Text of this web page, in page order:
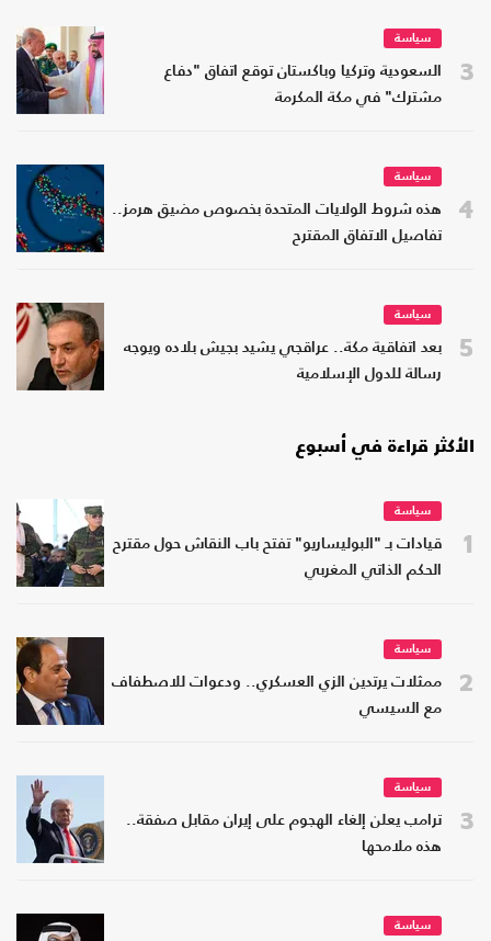
3
سياسة
السعودية وتركيا وباكستان توقع اتفاق "دفاع
مشترك" في مكة المكرمة
4
سياسة
هذه شروط الولايات المتحدة بخصوص مضيق هرمز..
تفاصيل الاتفاق المقترح
5
سياسة
بعد اتفاقية مكة.. عراقجي يشيد بجيش بلاده ويوجه
رسالة للدول الإسلامية
الأكثر قراءة في أسبوع
1
سياسة
قيادات بـ "البوليساريو" تفتح باب النقاش حول مقترح
الحكم الذاتي المغربي
2
سياسة
ممثلات يرتدين الزي العسكري.. ودعوات للاصطفاف
مع السيسي
3
سياسة
ترامب يعلن إلغاء الهجوم على إيران مقابل صفقة..
هذه ملامحها
سياسة